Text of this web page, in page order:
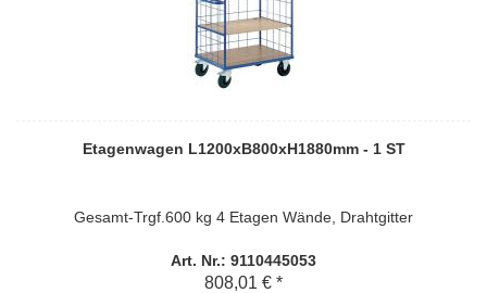
Etagenwagen L1200xB800xH1880mm - 1 ST
Gesamt-Trgf.600 kg 4 Etagen Wände, Drahtgitter
Art. Nr.: 9110445053
808,01 € *